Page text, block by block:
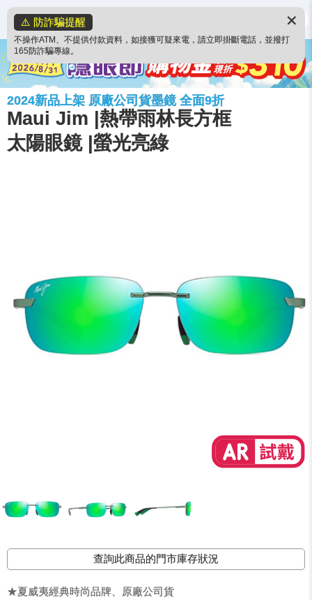
⚠️ 防詐騙提醒
不操作ATM、不提供付款資料，如接獲可疑來電，請立即掛斷電話，並撥打
165防詐騙專線。
✕
2024新品上架 原廠公司貨墨鏡 全面9折
Maui Jim |熱帶雨林長方框
太陽眼鏡 |螢光亮綠
查詢此商品的門市庫存狀況
★夏威夷經典時尚品牌、原廠公司貨